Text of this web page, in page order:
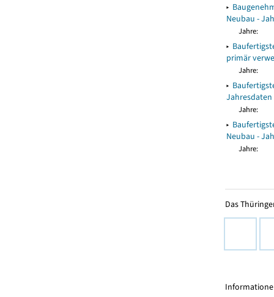
▸
Neubau -
Jahre:
▸
primär
Jahre:
▸
Jahresdaten
Jahre:
▸
Neubau -
Jahre:
Das